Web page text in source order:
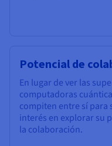
Potencial de
En lugar de ver las
computadoras
compiten entre sí para
interés en explorar su
la colaboración.